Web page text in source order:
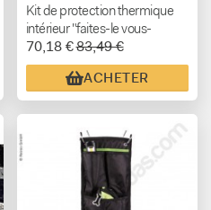
Kit de protection thermique
intérieur "faites-le vous-
même" (AVEC LES YEUX
INCLUS)
70,18 €83,49 €
ACHETER